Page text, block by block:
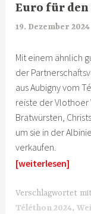
Euro für
19. Dezember 2024
Mit einem ähnlich
der
aus Aubigny vom
reiste der Vlothoer
Bratwürsten,
um sie in der
verkaufen.
[weiterlesen]
Verschlagwortet
Téléthon 2024,